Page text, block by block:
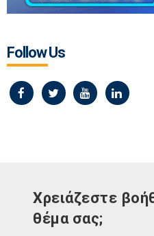
Follow Us
Χρειάζεστε
θέμα σας;